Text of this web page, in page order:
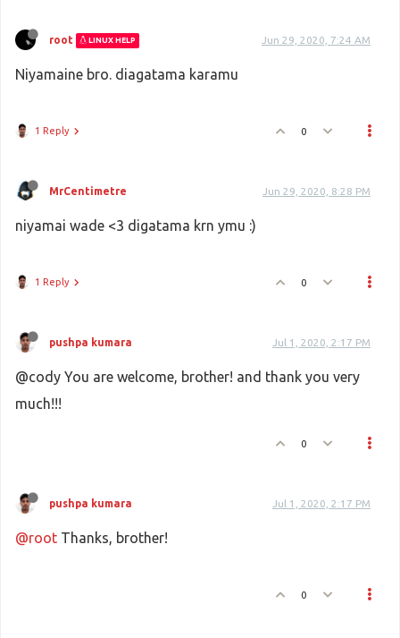
root LINUX HELP Jun 29, 2020, 7:24 AM
Niyamaine bro. diagatama karamu
1 Reply 0
MrCentimetre Jun 29, 2020, 8:28 PM
niyamai wade <3 digatama krn ymu :)
1 Reply 0
pushpa kumara Jul 1, 2020, 2:17 PM
@cody You are welcome, brother! and thank you very
much!!!
0
pushpa kumara Jul 1, 2020, 2:17 PM
@root Thanks, brother!
0